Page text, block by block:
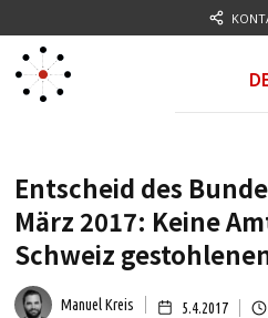
Entscheid des
März 2017: Keine
Schweiz
Manuel Kreis 5.4.2017